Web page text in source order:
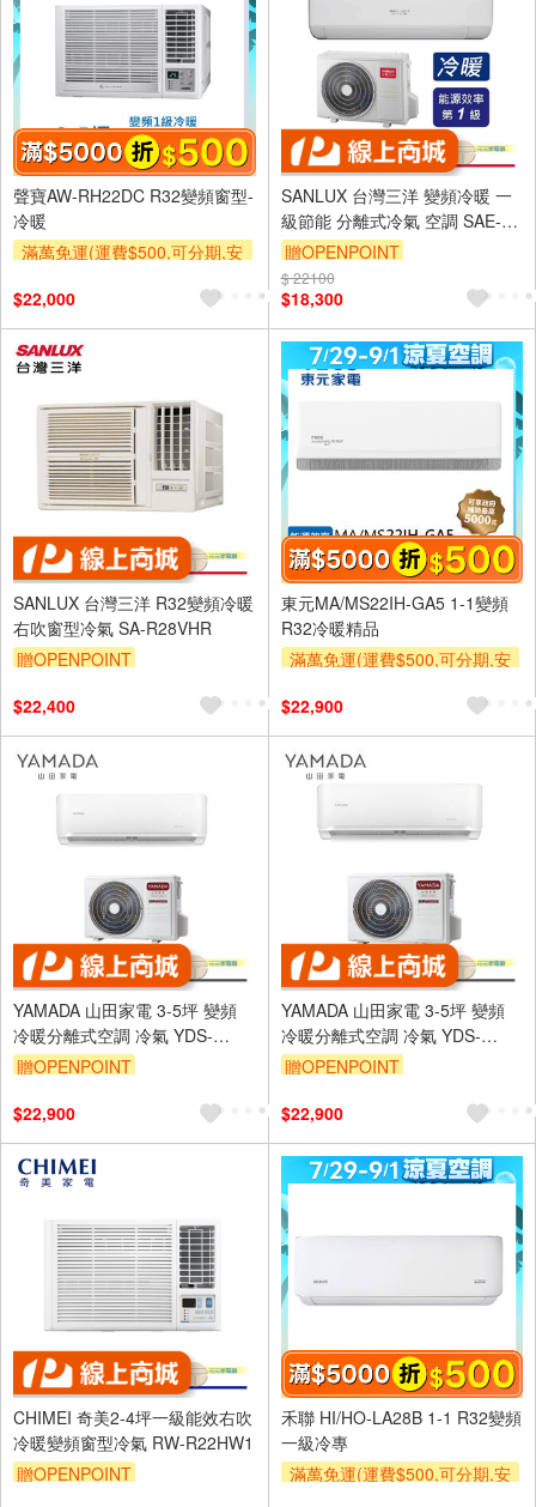
聲寶AW-RH22DC R32變頻窗型-
冷暖
滿萬免運(運費$500,可分期,安
及使用6期以上分期0利率,需付
基本安裝運費)
滿額折$500
$22,000
SANLUX 台灣三洋 變頻冷暖 一
級節能 分離式冷氣 空調 SAE-
V23HJ3/SAC-V23HJ3
贈OPENPOINT
$ 22100
$18,300
SANLUX 台灣三洋 R32變頻冷暖
右吹窗型冷氣 SA-R28VHR
贈OPENPOINT
$22,400
東元MA/MS22IH-GA5 1-1變頻
R32冷暖精品
滿萬免運(運費$500,可分期,安
及使用6期以上分期0利率,需付
基本安裝運費)
滿額折$500
$22,900
YAMADA 山田家電 3-5坪 變頻
冷暖分離式空調 冷氣 YDS-
FN28H/YDC-FN28H
贈OPENPOINT
$22,900
YAMADA 山田家電 3-5坪 變頻
冷暖分離式空調 冷氣 YDS-
FN28AH/YDC-FN28AH
贈OPENPOINT
$22,900
CHIMEI 奇美2-4坪一級能效右吹
冷暖變頻窗型冷氣 RW-R22HW1
贈OPENPOINT
禾聯 HI/HO-LA28B 1-1 R32變頻
一級冷專
滿萬免運(運費$500,可分期,安